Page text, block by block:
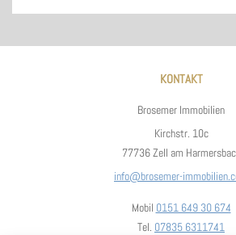
KONTAKT
Brosemer Immobilien
Kirchstr. 10c
77736 Zell am
info@brosemer-
Mobil 0151 649 30 674
Tel. 07835 6311741